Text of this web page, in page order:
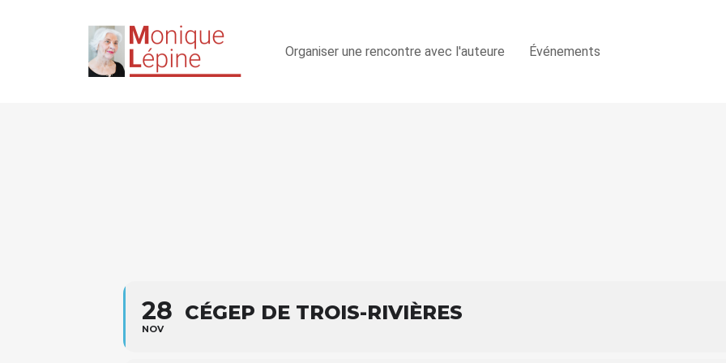
Organiser une rencontre avec l'auteure Événements
28
NOV
CÉGEP DE TROIS-RIVIÈRES